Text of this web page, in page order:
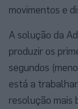
movimentos e
A solução da
produzir os
segundos
está a trabalhar
resolução mais